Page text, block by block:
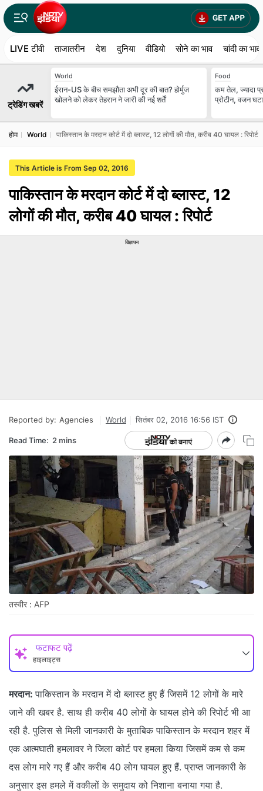
LIVE टीवी ताजातरीन देश दुनिया वीडियो सोने का भाव चांदी का भाव
ट्रेडिंग खबरें
World
ईरान-US के बीच समझौता अभी दूर की बात? होर्मुज
खोलने को लेकर तेहरान ने जारी की नई शर्तें
Food
कम तेल, ज्यादा
प्रोटीन, वजन
होम World पाकिस्तान के मरदान कोर्ट में दो ब्लास्ट, 12 लोगों की मौत, करीब 40 घायल : रिपोर्ट
This Article is From Sep 02, 2016
पाकिस्तान के मरदान कोर्ट में दो ब्लास्ट, 12
लोगों की मौत, करीब 40 घायल : रिपोर्ट
विज्ञापन
Reported by: Agencies World सितंबर 02, 2016 16:56 IST
Read Time: 2 mins
तस्वीर : AFP
फटाफट पढ़ें
हाइलाइट्स
मरदान: पाकिस्तान के मरदान में दो ब्लास्ट हुए हैं जिसमें 12 लोगों के मारे
जाने की खबर है. साथ ही करीब 40 लोगों के घायल होने की रिपोर्ट भी आ
रही है. पुलिस से मिली जानकारी के मुताबिक पाकिस्तान के मरदान शहर में
एक आत्मघाती हमलावर ने जिला कोर्ट पर हमला किया जिसमें कम से कम
दस लोग मारे गए हैं और करीब 40 लोग घायल हुए हैं. प्राप्त जानकारी के
अनुसार इस हमले में वकीलों के समुदाय को निशाना बनाया गया है.